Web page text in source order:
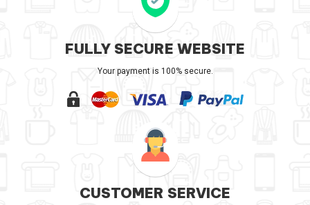
FULLY SECURE WEBSITE
Your payment is 100% secure.
CUSTOMER SERVICE